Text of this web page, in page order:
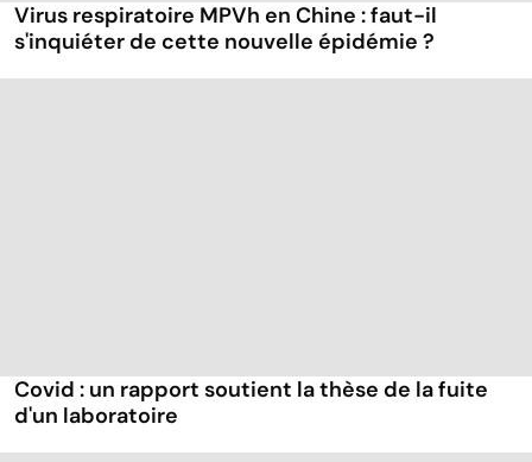
Virus respiratoire MPVh en Chine : faut-il
s'inquiéter de cette nouvelle épidémie ?
Covid : un rapport soutient la thèse de la fuite
d'un laboratoire